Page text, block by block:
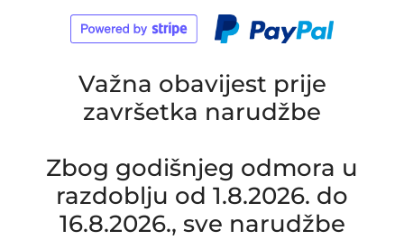
Važna obavijest prije
završetka narudžbe
Zbog godišnjeg odmora u
razdoblju od 1.8.2026. do
16.8.2026., sve narudžbe